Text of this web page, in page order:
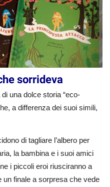
sorrideva
una dolce storia “eco-
a differenza dei suoi simili,
di tagliare l’albero per
la bambina e i suoi amici
i piccoli eroi riusciranno a
un finale a sorpresa che vede